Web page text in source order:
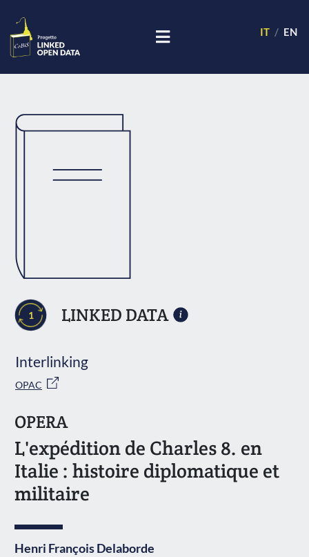
IT EN
1 LINKED DATA
Interlinking
OPAC
OPERA
L'expédition de Charles 8. en
Italie : histoire diplomatique et
militaire
Henri François Delaborde